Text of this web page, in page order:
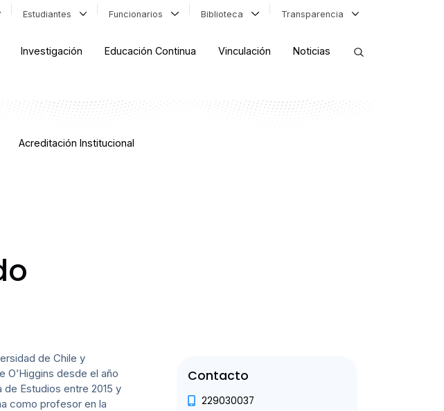
Estudiantes Funcionarios Biblioteca Transparencia
Investigación Educación Continua Vinculación Noticias
Acreditación Institucional
de Chile y
O’Higgins desde el año
de Estudios entre 2015 y
como profesor en la
Contacto
229030037